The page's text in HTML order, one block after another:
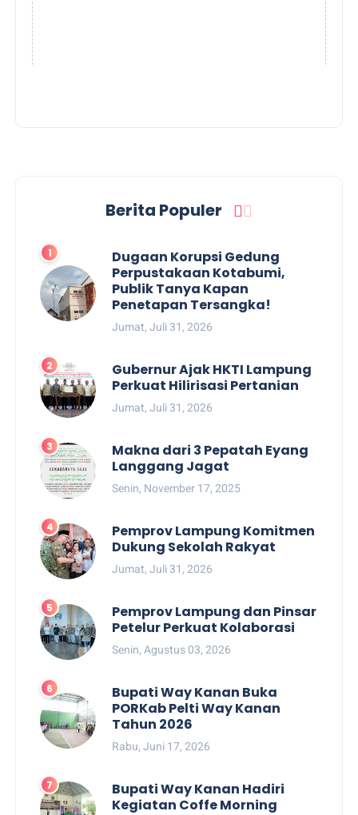
Berita Populer
Dugaan Korupsi Gedung
Perpustakaan Kotabumi,
Publik Tanya Kapan
Penetapan Tersangka!
Jumat, Juli 31, 2026
Gubernur Ajak HKTI Lampung
Perkuat Hilirisasi Pertanian
Jumat, Juli 31, 2026
Makna dari 3 Pepatah Eyang
Langgang Jagat
Senin, November 17, 2025
Pemprov Lampung Komitmen
Dukung Sekolah Rakyat
Jumat, Juli 31, 2026
Pemprov Lampung dan Pinsar
Petelur Perkuat Kolaborasi
Senin, Agustus 03, 2026
Bupati Way Kanan Buka
PORKab Pelti Way Kanan
Tahun 2026
Rabu, Juni 17, 2026
Bupati Way Kanan Hadiri
Kegiatan Coffe Morning